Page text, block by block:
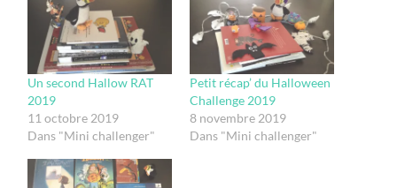
Un second Hallow RAT
2019
11 octobre 2019
Dans "Mini challenger"
Petit récap’ du Halloween
Challenge 2019
8 novembre 2019
Dans "Mini challenger"